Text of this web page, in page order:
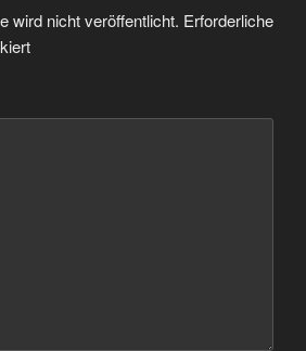
wird nicht veröffentlicht. Erforderliche